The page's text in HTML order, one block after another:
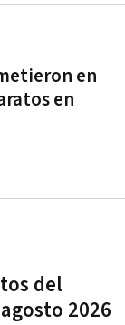
en
en
del
2026